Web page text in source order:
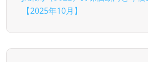
【2025年10月】